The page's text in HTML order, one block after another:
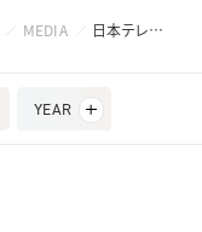
MEDIA 日本テレビ「news every．」で「高く売れるドットコム」高野のインタビューが放送されました
YEAR